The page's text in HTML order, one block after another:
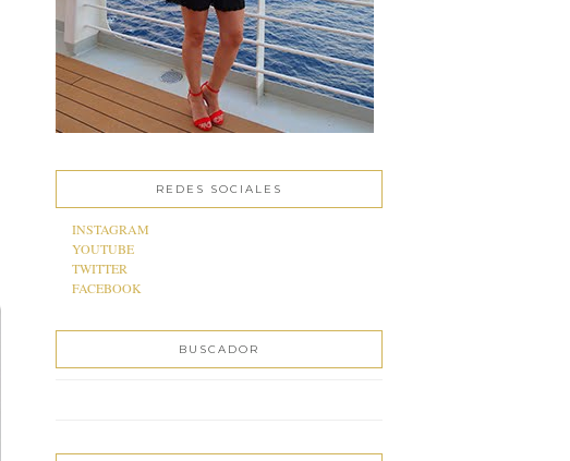
REDES SOCIALES
INSTAGRAM
YOUTUBE
TWITTER
FACEBOOK
BUSCADOR